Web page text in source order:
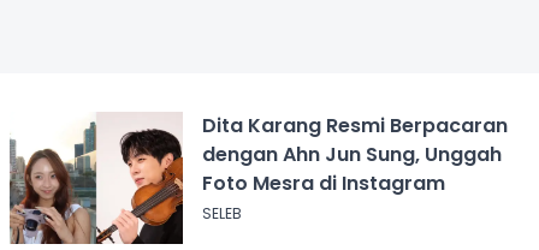
Dita Karang Resmi Berpacaran
dengan Ahn Jun Sung, Unggah
Foto Mesra di Instagram
SELEB